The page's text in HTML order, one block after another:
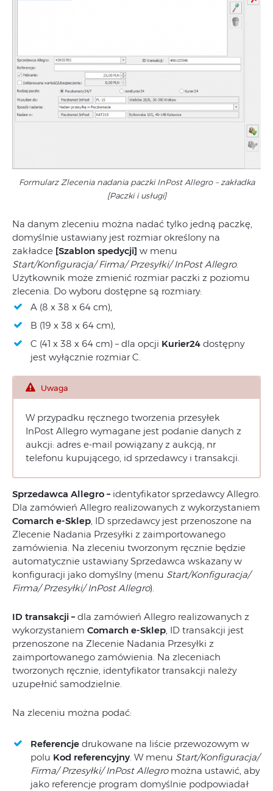
Formularz Zlecenia nadania paczki InPost Allegro – zakładka
[Paczki i usługi]
Na danym zleceniu można nadać tylko jedną paczkę,
domyślnie ustawiany jest rozmiar określony na
zakładce [Szablon spedycji] w menu
Start/Konfiguracja/ Firma/ Przesyłki/ InPost Allegro.
Użytkownik może zmienić rozmiar paczki z poziomu
zlecenia. Do wyboru dostępne są rozmiary:
A (8 x 38 x 64 cm),
B (19 x 38 x 64 cm),
C (41 x 38 x 64 cm) – dla opcji Kurier24 dostępny
jest wyłącznie rozmiar C.
Uwaga
W przypadku ręcznego tworzenia przesyłek
InPost Allegro wymagane jest podanie danych z
aukcji: adres e-mail powiązany z aukcją, nr
telefonu kupującego, id sprzedawcy i transakcji.
Sprzedawca Allegro – identyfikator sprzedawcy Allegro.
Dla zamówień Allegro realizowanych z wykorzystaniem
Comarch e-Sklep, ID sprzedawcy jest przenoszone na
Zlecenie Nadania Przesyłki z zaimportowanego
zamówienia. Na zleceniu tworzonym ręcznie będzie
automatycznie ustawiany Sprzedawca wskazany w
konfiguracji jako domyślny (menu Start/Konfiguracja/
Firma/ Przesyłki/ InPost Allegro).
ID transakcji – dla zamówień Allegro realizowanych z
wykorzystaniem Comarch e-Sklep, ID transakcji jest
przenoszone na Zlecenie Nadania Przesyłki z
zaimportowanego zamówienia. Na zleceniach
tworzonych ręcznie, identyfikator transakcji należy
uzupełnić samodzielnie.
Na zleceniu można podać:
Referencje drukowane na liście przewozowym w
polu Kod referencyjny. W menu Start/Konfiguracja/
Firma/ Przesyłki/ InPost Allegro można ustawić, aby
jako referencje program domyślnie podpowiadał